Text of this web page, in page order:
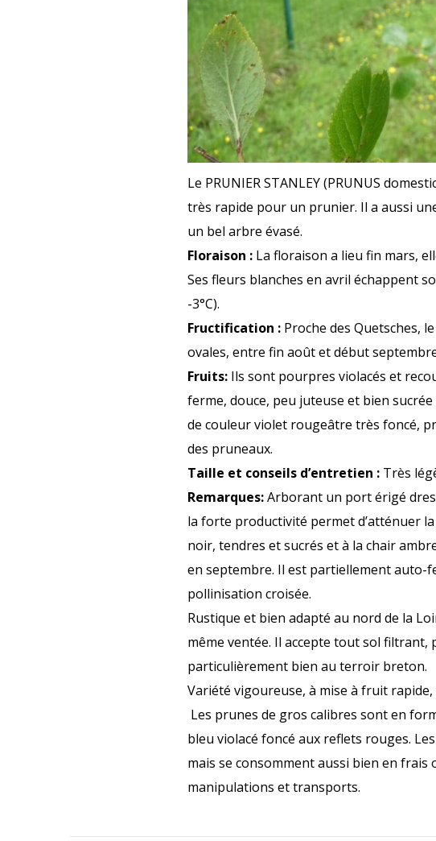
Le PRUNIER STANLEY (PRUNUS
très rapide pour un prunier. Il a aussi
un bel arbre évasé.
Floraison : La floraison a lieu fin mars,
Ses fleurs blanches en avril échappent
-3°C).
Fructification : Proche des Quetsches,
ovales, entre fin août et début
Fruits: Ils sont pourpres violacés et
ferme, douce, peu juteuse et bien
de couleur violet rougeâtre très foncé,
des pruneaux.
Taille et conseils d’entretien : Très
Remarques:Arborant un port érigé
la forte productivité permet d’atténuer
noir, tendres et sucrés et à la chair
en septembre. Il est partiellement
pollinisation croisée.
Rustique et bien adapté au nord de la
même ventée. Il accepte tout sol
particulièrement bien au terroir breton.
Variété vigoureuse, à mise à fruit
Les prunes de gros calibres sont en
bleu violacé foncé aux reflets rouges.
mais se consomment aussi bien en frais
manipulations et transports.